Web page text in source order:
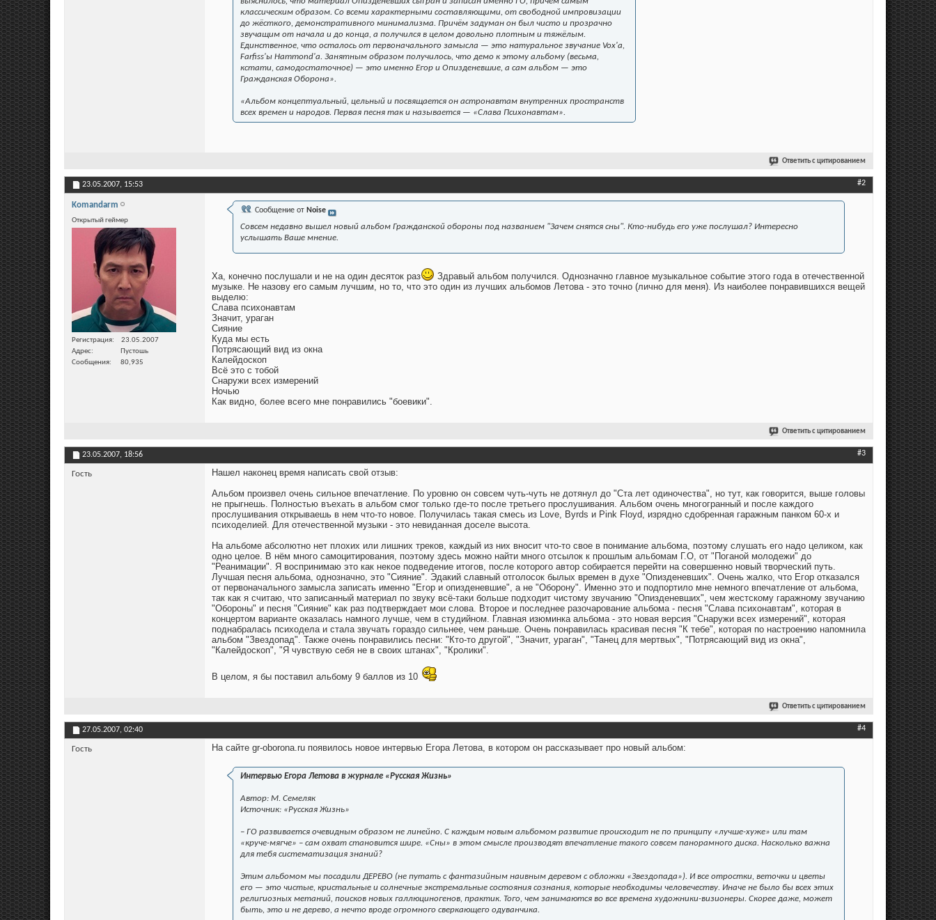
классическим образом. Со всеми характерными составляющими, от свободной импровизации
до жёсткого, демонстративного минимализма. Причём задуман он был чисто и прозрачно
звучащим от начала и до конца, а получился в целом довольно плотным и тяжёлым.
Единственное, что осталось от первоначального замысла — это натуральное звучание Vox'a,
Farfiss'ы Hammond'а. Занятным образом получилось, что демо к этому альбому (весьма,
кстати, самодостаточное) — это именно Егор и Опизденевшие, а сам альбом — это
Гражданская Оборона».
«Альбом концептуальный, цельный и посвящается он астронавтам внутренних пространств
всех времен и народов. Первая песня так и называется — «Слава Психонавтам».
Ответить с цитированием
23.05.2007, 15:53 #2
Komandarm
Открытый геймер
Регистрация
23.05.2007
Адрес
Пустошь
Сообщения
80,935
Сообщение от Noise
Совсем недавно вышел новый альбом Гражданской обороны под названием "Зачем снятся сны". Кто-нибудь его уже послушал? Интересно
услышать Ваше мнение.
Ха, конечно послушали и не на один десяток раз
Здравый альбом получился. Однозначно главное музыкальное событие этого года в отечественной
музыке. Не назову его самым лучшим, но то, что это один из лучших альбомов Летова - это точно (лично для меня). Из наиболее понравившихся вещей
выделю:
Слава психонавтам
Значит, ураган
Сияние
Куда мы есть
Потрясающий вид из окна
Калейдоскоп
Всё это с тобой
Снаружи всех измерений
Ночью
Как видно, более всего мне понравились "боевики".
Ответить с цитированием
23.05.2007, 18:56 #3
Гость
Нашел наконец время написать свой отзыв:
Альбом произвел очень сильное впечатление. По уровню он совсем чуть-чуть не дотянул до "Ста лет одиночества", но тут, как говорится, выше головы
не прыгнешь. Полностью въехать в альбом смог только где-то после третьего прослушивания. Альбом очень многогранный и после каждого
прослушивания открываешь в нем что-то новое. Получилась такая смесь из Love, Byrds и Pink Floyd, изрядно сдобренная гаражным панком 60-х и
психоделией. Для отечественной музыки - это невиданная доселе высота.
На альбоме абсолютно нет плохих или лишних треков, каждый из них вносит что-то свое в понимание альбома, поэтому слушать его надо целиком, как
одно целое. В нём много самоцитирования, поэтому здесь можно найти много отсылок к прошлым альбомам Г.О, от "Поганой молодежи" до
"Реанимации". Я воспринимаю это как некое подведение итогов, после которого автор собирается перейти на совершенно новый творческий путь.
Лучшая песня альбома, однозначно, это "Сияние". Эдакий славный отголосок былых времен в духе "Опизденевших". Очень жалко, что Егор отказался
от первоначального замысла записать именно "Егор и опизденевшие", а не "Оборону". Именно это и подпортило мне немного впечатление от альбома,
так как я считаю, что записанный материал по звуку всё-таки больше подходит чистому звучанию "Опизденевших", чем жестскому гаражному звучанию
"Обороны" и песня "Сияние" как раз подтверждает мои слова. Второе и последнее разочарование альбома - песня "Слава психонавтам", которая в
концертом варианте оказалась намного лучше, чем в студийном. Главная изюминка альбома - это новая версия "Снаружи всех измерений", которая
поднабралась психодела и стала звучать гораздо сильнее, чем раньше. Очень понравилась красивая песня "К тебе", которая по настроению напомнила
альбом "Звездопад". Также очень понравились песни: "Кто-то другой", "Значит, ураган", "Танец для мертвых", "Потрясающий вид из окна",
"Калейдоскоп", "Я чувствую себя не в своих штанах", "Кролики".
В целом, я бы поставил альбому 9 баллов из 10
Ответить с цитированием
27.05.2007, 02:40 #4
Гость На сайте gr-oborona.ru появилось новое интервью Егора Летова, в котором он рассказывает про новый альбом:
Интервью Егора Летова в журнале «Русская Жизнь»
Автор: М. Семеляк
Источник: «Русская Жизнь»
– ГО развивается очевидным образом не линейно. С каждым новым альбомом развитие происходит не по принципу «лучше-хуже» или там
«круче-мягче» – сам охват становится шире. «Сны» в этом смысле производят впечатление такого совсем панорамного диска. Насколько важна
для тебя систематизация знаний?
Этим альбомом мы посадили ДЕРЕВО (не путать с фантазийным наивным деревом с обложки «Звездопада»). И все отростки, веточки и цветы
его — это чистые, кристальные и солнечные экстремальные состояния сознания, которые необходимы человечеству. Иначе не было бы всех этих
религиозных метаний, поисков новых галлюциногенов, практик. Того, чем занимаются во все времена художники-визионеры. Скорее даже, может
быть, это и не дерево, а нечто вроде огромного сверкающего одуванчика.